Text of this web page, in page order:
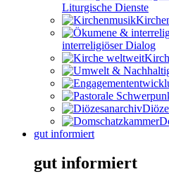
Liturgische Dienste
interreligiöser Dialog
gut informiert
gut informiert